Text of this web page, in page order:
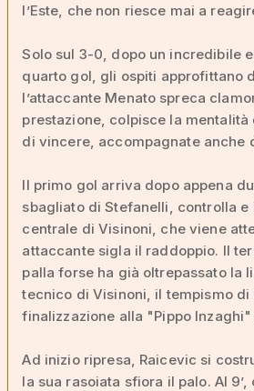
l’Este, che non riesce mai a
Solo sul 3-0, dopo un incredibile
quarto gol, gli ospiti approfittano
l’attaccante Menato spreca
prestazione, colpisce la
di vincere, accompagnate anche
Il primo gol arriva dopo appena
sbagliato di Stefanelli, controlla e
centrale di Visinoni, che viene
attaccante sigla il raddoppio. Il
palla forse ha già oltrepassato la
tecnico di Visinoni, il tempismo
finalizzazione alla "Pippo Inzaghi"
Ad inizio ripresa, Raicevic si
la sua rasoiata sfiora il palo. Al